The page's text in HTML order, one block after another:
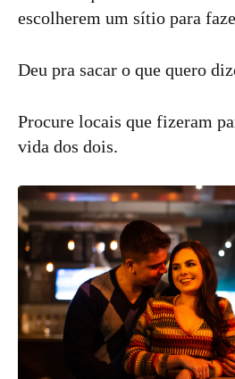
escolherem um sítio para
Deu pra sacar o que quero
Procure locais que fizeram
vida dos dois.